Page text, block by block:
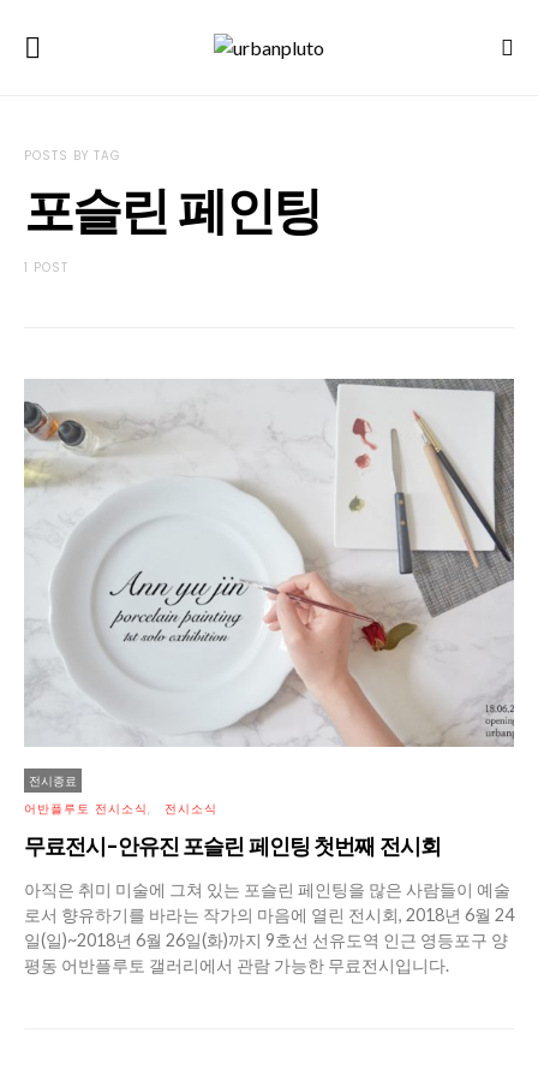
POSTS BY TAG
포슬린 페인팅
1 POST
전시종료
어반플루토 전시소식 전시소식
무료전시-안유진 포슬린 페인팅 첫번째 전시회
아직은 취미 미술에 그쳐 있는 포슬린 페인팅을 많은 사람들이 예술
로서 향유하기를 바라는 작가의 마음에 열린 전시회, 2018년 6월 24
일(일)~2018년 6월 26일(화)까지 9호선 선유도역 인근 영등포구 양
평동 어반플루토 갤러리에서 관람 가능한 무료전시입니다.